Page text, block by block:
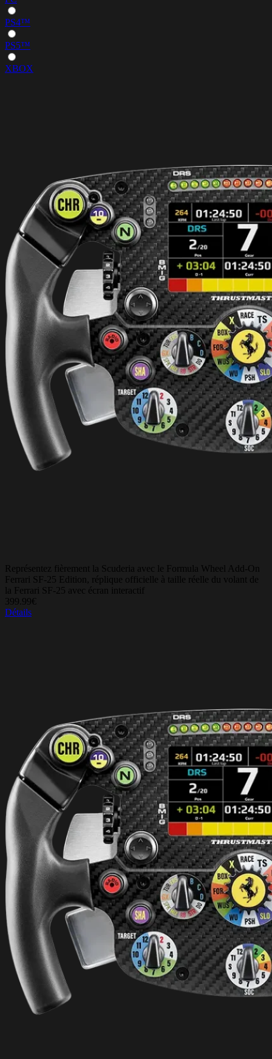
PS4™
PS5™
XBOX
Représentez fièrement la Scuderia avec le Formula Wheel Add-On
Ferrari SF-25 Edition, réplique officielle à taille réelle du volant de
la Ferrari SF-25 avec écran interactif
399.99€
Détails